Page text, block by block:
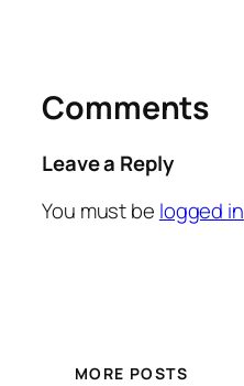
Comments
Leave a Reply
You must be logged in
MORE POSTS